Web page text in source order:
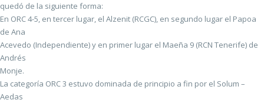
quedó de la siguiente forma:
En ORC 4-5, en tercer lugar, el Alzenit (RCGC), en segundo lugar el Papoa
de Ana
Acevedo (Independiente) y en primer lugar el Maeña 9 (RCN Tenerife) de
Andrés
Monje.
La categoría ORC 3 estuvo dominada de principio a fin por el Solum –
Aedas